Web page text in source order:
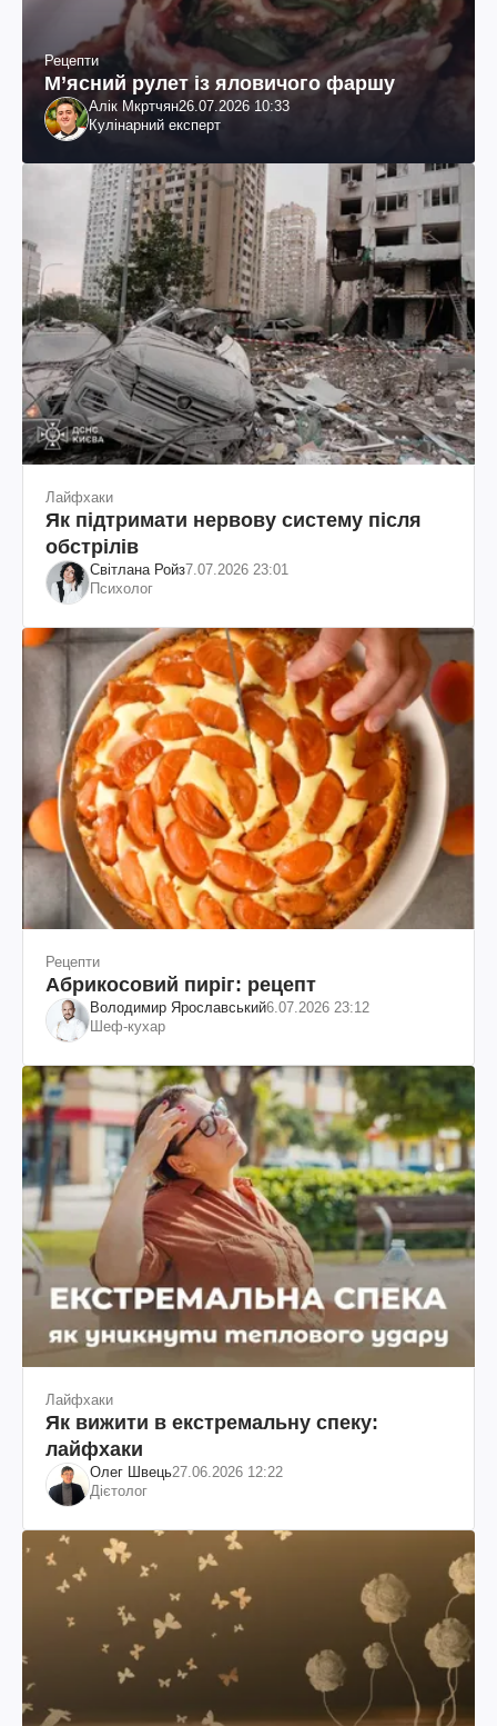
Рецепти
М’ясний рулет із яловичого фаршу
Алік Мкртчян26.07.2026 10:33
Кулінарний експерт
Лайфхаки
Як підтримати нервову систему після
обстрілів
Світлана Ройз7.07.2026 23:01
Психолог
Рецепти
Абрикосовий пиріг: рецепт
Володимир Ярославський6.07.2026 23:12
Шеф-кухар
Лайфхаки
Як вижити в екстремальну спеку:
лайфхаки
Олег Швець27.06.2026 12:22
Дієтолог